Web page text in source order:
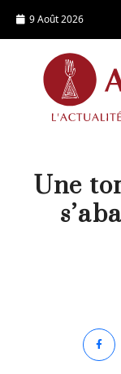
9 Août 2026
Une